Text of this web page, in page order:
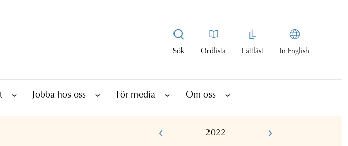
Sök Ordlista Lättläst In English
Jobba hos oss För media Om oss
2022